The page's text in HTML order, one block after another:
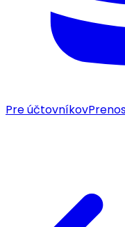
Pre účtovníkov